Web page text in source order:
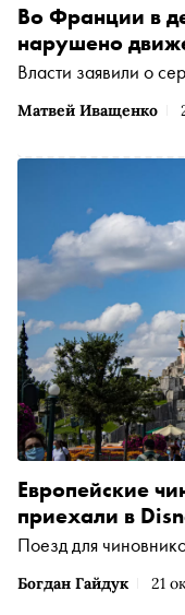
Матвей Иващенко
Во Франции в
нарушено
Власти заявили о
Богдан Гайдук 21
Европейские
приехали в
Поезд для